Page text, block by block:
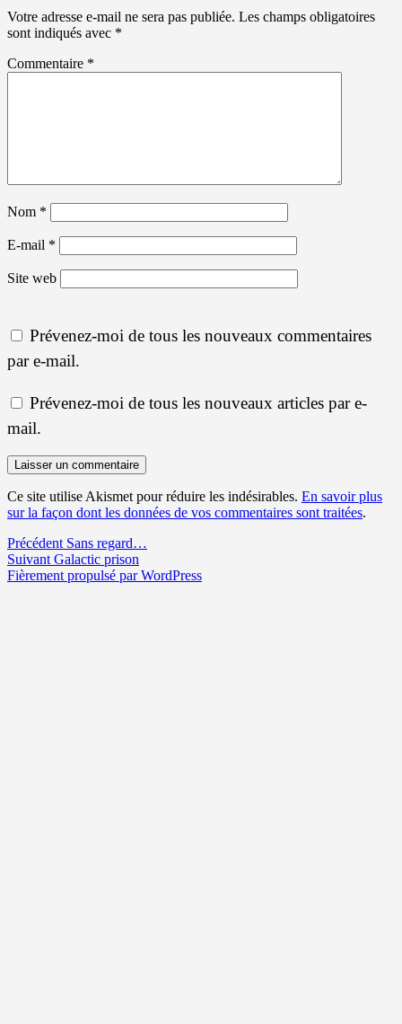
Votre adresse e-mail ne sera pas publiée. Les champs obligatoires
sont indiqués avec *
Commentaire *
Nom *
E-mail *
Site web
Prévenez-moi de tous les nouveaux commentaires
par e-mail.
Prévenez-moi de tous les nouveaux articles par e-
mail.
Ce site utilise Akismet pour réduire les indésirables. En savoir plus
sur la façon dont les données de vos commentaires sont traitées.
Navigation
de
Précédent Article
précédent :
Sans regard…
Suivant Article
suivant :
Galactic prison
Fièrement propulsé par WordPress